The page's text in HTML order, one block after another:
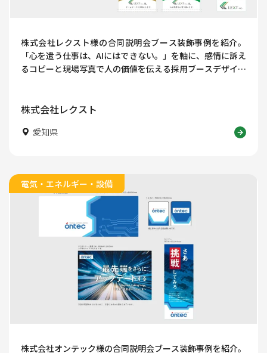
株式会社レクスト様の合同説明会ブース装飾事例を紹介。
「心を遣う仕事は、AIにはできない。」を軸に、感情に訴え
るコピーと現場写真で人の価値を伝える採用ブースデザイン
株式会社レクスト
愛知県
電気・エネルギー・設備
株式会社オンテック様の合同説明会ブース装飾事例を紹介。